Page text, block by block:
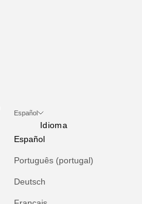
Español
Idioma
Español
Português (portugal)
Deutsch